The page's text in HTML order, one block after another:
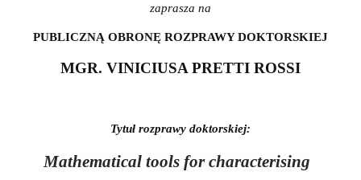
zaprasza na
PUBLICZNĄ OBRONĘ ROZPRAWY DOKTORSKIEJ
MGR. VINICIUSA PRETTI ROSSI
Tytuł rozprawy doktorskiej:
Mathematical tools for characterising